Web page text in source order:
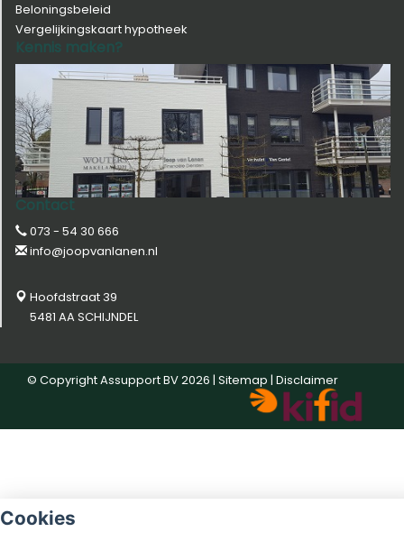
Cookies
Beloningsbeleid
Vergelijkingskaart hypotheek
Kennis maken?
Contact
073 - 54 30 666
info@joopvanlanen.nl
Hoofdstraat 39
5481 AA SCHIJNDEL
© CopyrightAssupport BV2026 | Sitemap | Disclaimer